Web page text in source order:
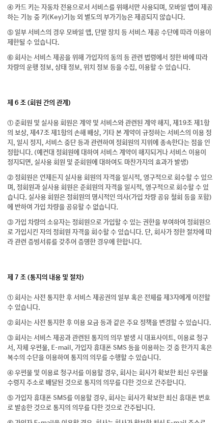
④ 카드 키는 자동차 전용으로서 서비스를 위해서만 사용되며, 모바일 앱이 제공
하는 기능 중 키(Key)기능 외 별도의 부가기능은 제공되지 않습니다.
⑤ 일부 서비스의 경우 모바일 앱, 단말 장치 등 서비스 제공 수단에 따라 이용이
제한될 수 있습니다.
⑥ 회사는 서비스 제공을 위해 가입자의 동의 등 관련 법령에서 정한 바에 따라
차량의 운행 정보, 상태 정보, 위치 정보 등을 수집, 이용할 수 있습니다.
제 6 조 (회원 간의 관계)
① 준회원 및 실사용 회원은 계약 및 서비스와 관련된 계약 해지, 제19조 제1항
의 보상, 제47조 제1항의 손해 배상, 기타 본 계약이 규정하는 서비스의 이용 정
지, 일시 정지, 서비스 중단 등과 관련하여 정회원의 지위에 종속한다는 점을 인
정합니다. (예컨대 정회원에 대하여 서비스 계약이 해지되거나 서비스 이용이
정지되면, 실사용 회원 및 준회원에 대하여도 마찬가지의 효과가 발생)
② 정회원은 언제든지 실사용 회원의 자격을 일시적, 영구적으로 회수할 수 있으
며, 정회원과 실사용 회원은 준회원의 자격을 일시적, 영구적으로 회수할 수 있
습니다. 실사용 회원은 정회원의 명시적인 의사(가입 차량 공유 철회 등을 포함)
에 반하여 가입 차량을 공유할 수 없습니다.
③ 가입 차량의 소유자는 정회원으로 가입할 수 있는 권한을 부여하여 정회원으
로 가입시킨 자의 정회원 자격을 회수할 수 있습니다. 단, 회사가 정한 절차에 따
라 관련 증빙서류를 갖추어 증명한 경우에 한합니다.
제 7 조 (통지의 내용 및 절차)
① 회사는 사전 통지한 후 서비스 제공권의 일부 혹은 전체를 제3자에게 이전할
수 있습니다.
② 회사는 사전 통지한 후 이용 요금 등과 같은 주요 정책을 변경할 수 있습니다.
③ 회사는 서비스 제공과 관련된 통지의 의무 발생 시 대표사이트, 이용료 청구
서, 자체 우편물, E-mail, 가입자 휴대폰 SMS 등을 이용하는 것 중 한가지 혹은
복수의 수단을 이용하여 통지의 의무를 수행할 수 있습니다.
④ 우편물 및 이용료 청구서를 이용할 경우, 회사는 회사가 확보한 최신 우편물
수령지 주소로 배달된 것으로 통지의 의무를 다한 것으로 간주합니다.
⑤ 가입자 휴대폰 SMS를 이용할 경우, 회사는 회사가 확보한 최신 휴대폰 번호
로 발송한 것으로 통지의 의무를 다한 것으로 간주됩니다.